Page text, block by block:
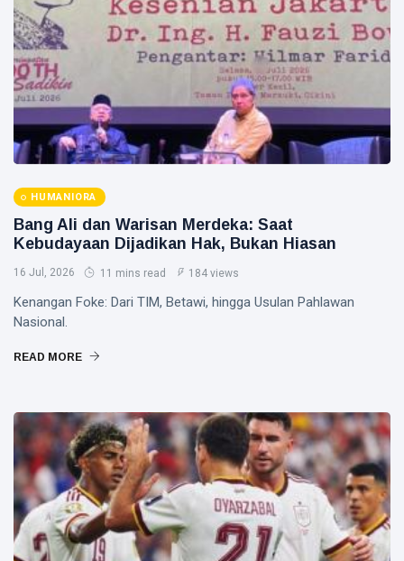
HUMANIORA
Bang Ali dan Warisan Merdeka: Saat
Kebudayaan Dijadikan Hak, Bukan Hiasan
16 Jul, 2026 11 mins read 184 views
Kenangan Foke: Dari TIM, Betawi, hingga Usulan Pahlawan
Nasional.
READ MORE